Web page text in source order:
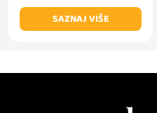
SAZNAJ VIŠE